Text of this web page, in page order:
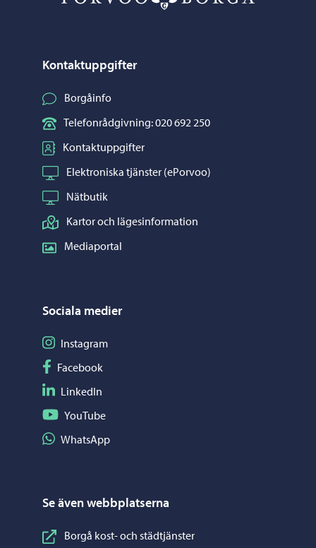
Kontaktuppgifter
Borgåinfo
Telefonrådgivning: 020 692 250
Kontaktuppgifter
Elektroniska tjänster (ePorvoo)
Nätbutik
Kartor och lägesinformation
Mediaportal
Sociala medier
Följ på Instagram
Instagram
Följ på Facebook
Facebook
Följ på LinkedIn
LinkedIn
Följ på YouTube
YouTube
Dela på WhatsApp
WhatsApp
Se även webbplatserna
Borgå kost- och städtjänster